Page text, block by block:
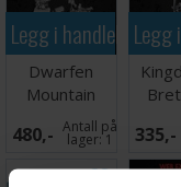
Legg i handlekurven
Dwarfen
Mountain
Holds
Engineers
480,- Antall på
lager:1
Legg
335,-